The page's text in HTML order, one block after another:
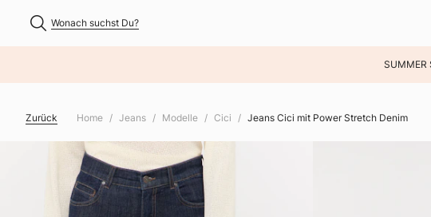
Wonach suchst Du?
SUMMER
Zurück Home Jeans Modelle Cici Jeans Cici mit Power Stretch Denim